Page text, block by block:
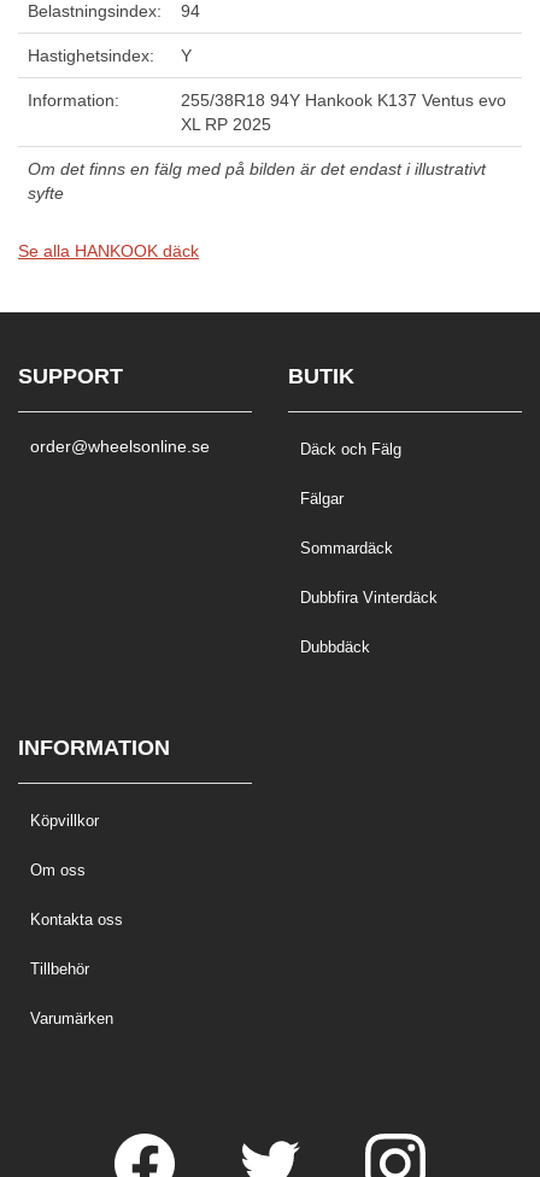
Belastningsindex: 94
Hastighetsindex: Y
Information:
255/38R18 94Y Hankook K137 Ventus evo
XL RP 2025
Om det finns en fälg med på bilden är det endast i illustrativt
syfte
Se alla HANKOOK däck
SUPPORT
order@wheelsonline.se
BUTIK
Däck och Fälg
Fälgar
Sommardäck
Dubbfira Vinterdäck
Dubbdäck
INFORMATION
Köpvillkor
Om oss
Kontakta oss
Tillbehör
Varumärken